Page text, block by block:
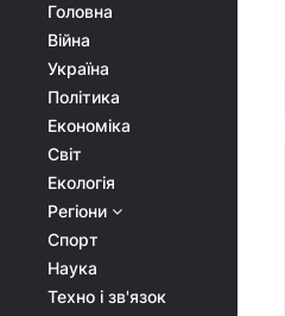
Головна
Війна
Україна
Політика
Економіка
Світ
Екологія
Регіони
Спорт
Наука
Техно і зв'язок